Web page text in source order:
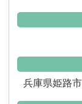
兵庫県姫路